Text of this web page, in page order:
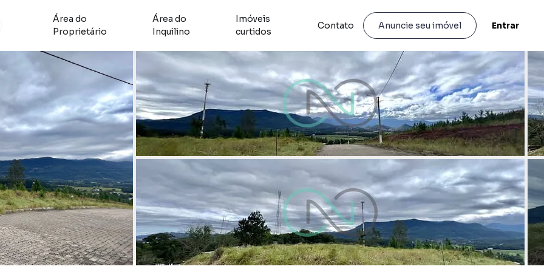
Área do
Proprietário
Área do
Inquilino
Imóveis
curtidos
Contato Anuncie seu imóvel Entrar